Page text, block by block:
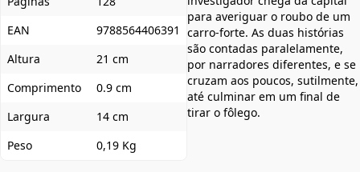
EAN
9788564406391
Altura
21 cm
Comprimento
0.9 cm
Largura
14 cm
Peso
0,19 Kg
para averiguar o roubo de um
carro-forte. As duas histórias
são contadas paralelamente,
por narradores diferentes, e se
cruzam aos poucos, sutilmente,
até culminar em um final de
tirar o fôlego.